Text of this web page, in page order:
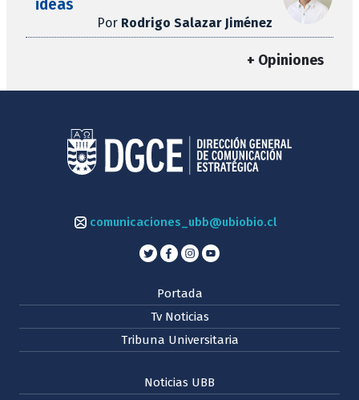
ideas
Por Rodrigo Salazar Jiménez
+ Opiniones
comunicaciones_ubb@ubiobio.cl
Portada
Tv Noticias
Tribuna Universitaria
Noticias UBB